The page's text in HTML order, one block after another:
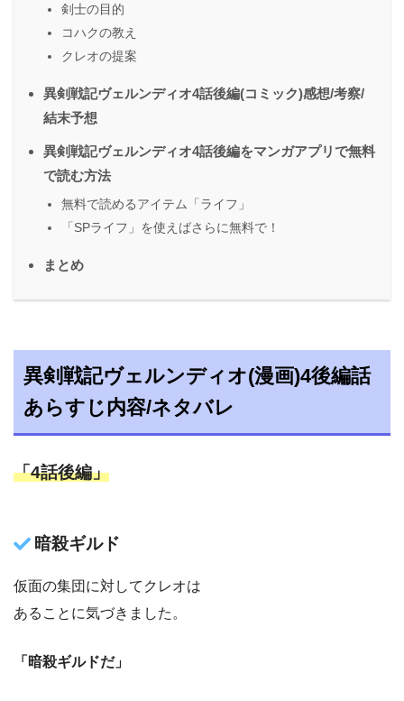
剣士の目的
コハクの教え
クレオの提案
異剣戦記ヴェルンディオ4話後編(コミック)感想/考察/
結末予想
異剣戦記ヴェルンディオ4話後編をマンガアプリで無料
で読む方法
無料で読めるアイテム「ライフ」
「SPライフ」を使えばさらに無料で！
まとめ
異剣戦記ヴェルンディオ(漫画)4後編話
あらすじ内容/ネタバレ
「4話後編」
暗殺ギルド
仮面の集団に対してクレオは
あることに気づきました。
「暗殺ギルドだ」